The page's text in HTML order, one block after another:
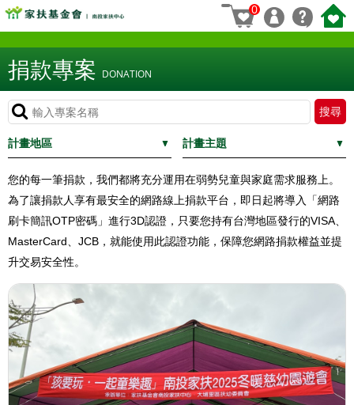
0
捐款專案 DONATION
計畫地區 計畫主題
您的每一筆捐款，我們都將充分運用在弱勢兒童與家庭需求服務上。
為了讓捐款人享有最安全的網路線上捐款平台，即日起將導入「網路
刷卡簡訊OTP密碼」進行3D認證，只要您持有台灣地區發行的VISA、
MasterCard、JCB，就能使用此認證功能，保障您網路捐款權益並提
升交易安全性。